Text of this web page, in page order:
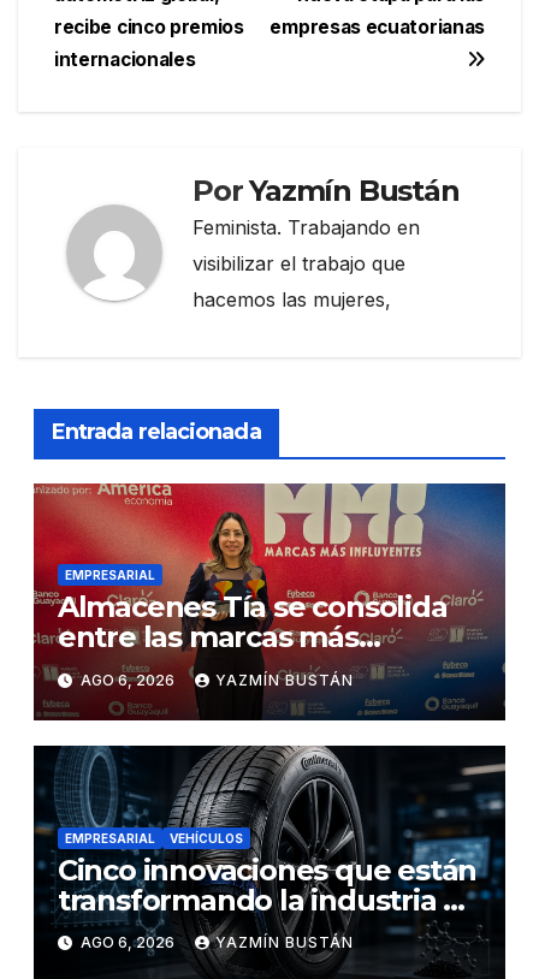
entradas
empresas ecuatorianas
recibe cinco premios
internacionales
PorYazmín Bustán
Feminista. Trabajando en
visibilizar el trabajo que
hacemos las mujeres,
Entrada relacionada
EMPRESARIAL
Almacenes Tía se consolida
entre las marcas más
influyentes del Ecuador
AGO 6, 2026 YAZMÍN BUSTÁN
EMPRESARIAL VEHÍCULOS
Cinco innovaciones que están
transformando la industria de
los neumáticos y redefinen el
futuro de la movilidad
AGO 6, 2026 YAZMÍN BUSTÁN